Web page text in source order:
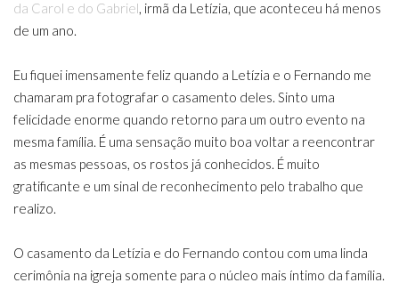
da Carol e do Gabriel, irmã da Letízia, que aconteceu há menos
de um ano.
Eu fiquei imensamente feliz quando a Letízia e o Fernando me
chamaram pra fotografar o casamento deles. Sinto uma
felicidade enorme quando retorno para um outro evento na
mesma família. É uma sensação muito boa voltar a reencontrar
as mesmas pessoas, os rostos já conhecidos. É muito
gratificante e um sinal de reconhecimento pelo trabalho que
realizo.
O casamento da Letízia e do Fernando contou com uma linda
cerimônia na igreja somente para o núcleo mais íntimo da família.